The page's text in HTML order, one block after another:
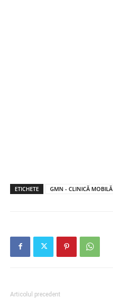
ETICHETE GMN - CLINICĂ MOBILĂ
Articolul precedent